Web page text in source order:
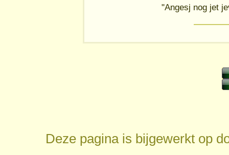
"Angesj nog jet
Deze pagina is bijgewerkt op